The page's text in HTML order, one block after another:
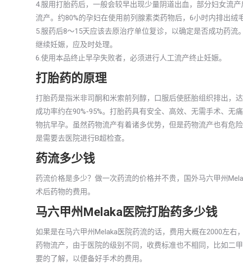
4.服用打胎药后，一般会较早出现少量阴道出血，部分妇女流
流产。约80%的孕妇在使用前列腺素类药物后，6小时内排出绒
5.服药后8～15天应该去原治疗单位复诊，以确定是否成功药
继续妊娠，应及时处理。
6.使用本品终止早孕失败者，必须进行人工流产终止妊娠。
打胎药的原理
打胎药是指米非司酮和米索前列醇，口服后使胚胎组织排出，
成功率约在90%-95%。打胎药具有安全、高效、无需手术、
物抗早孕。虽然药物流产有着诸多优势，但是药物流产也有危
是需要去医院进行B超检查。
药流多少钱
药流价格是多少？做一次药流的价格并不贵，国外马六甲州
术后药物的费用。
马六甲州Melaka医院打胎药多少钱
如果是在马六甲州Melaka医院药流的话，费用大概在2000左
药物流产，由于医院的级别不同，收费标准也不相同，比如二
要的了解，以便备好手术的费用。